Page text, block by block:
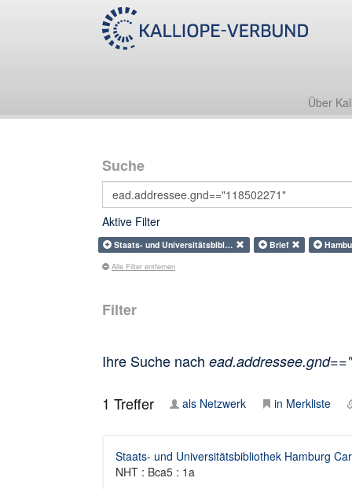
Über
Suche
Aktive Filter
Staats- und Universitätsbibl… Brief
Alle Filter entfernen
Filter
Ihre Suche nach
1 Treffer als Netzwerk in Merkliste
Staats- und Universitätsbibliothek Hamburg
NHT : Bca5 : 1a